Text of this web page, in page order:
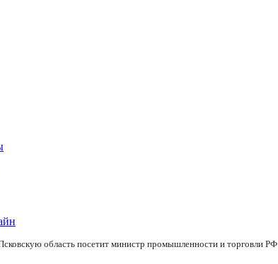
область посетит министр промышленности и торговли РФ